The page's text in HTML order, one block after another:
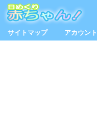
サイトマップ アカウント